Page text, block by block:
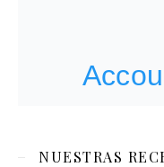
NUESTRAS